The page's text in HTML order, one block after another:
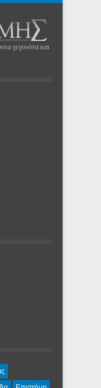
γεγονότα και